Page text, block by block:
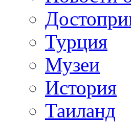
Турция
Музеи
История
Таиланд